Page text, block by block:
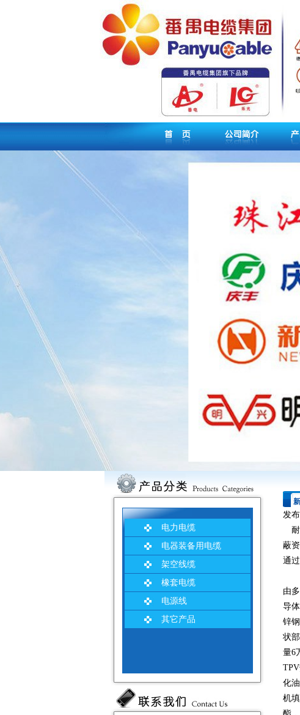
电力电缆
电器装备用电缆
架空线缆
橡套电缆
电源线
其它产品
发
耐
蔽
通
耐
由
导
锌
状
量6
化
机